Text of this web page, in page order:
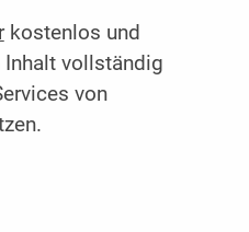
kostenlos und
Inhalt vollständig
von